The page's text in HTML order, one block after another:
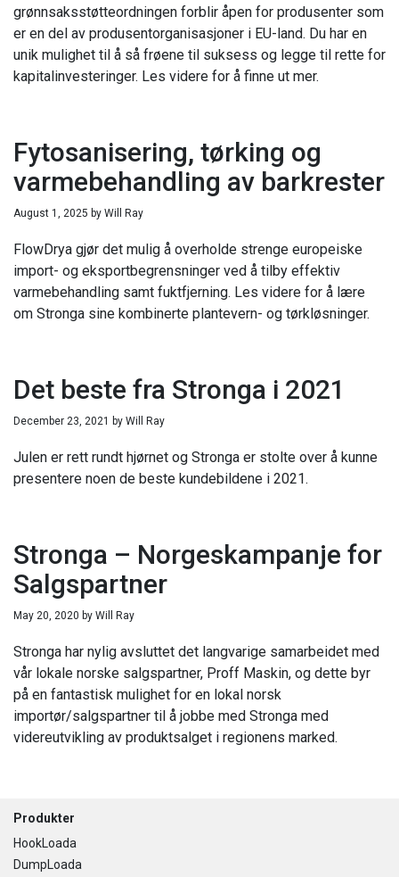
grønnsaksstøtteordningen forblir åpen for produsenter som
er en del av produsentorganisasjoner i EU-land. Du har en
unik mulighet til å så frøene til suksess og legge til rette for
kapitalinvesteringer. Les videre for å finne ut mer.
Fytosanisering, tørking og
varmebehandling av barkrester
August 1, 2025 by Will Ray
FlowDrya gjør det mulig å overholde strenge europeiske
import- og eksportbegrensninger ved å tilby effektiv
varmebehandling samt fuktfjerning. Les videre for å lære
om Stronga sine kombinerte plantevern- og tørkløsninger.
Det beste fra Stronga i 2021
December 23, 2021 by Will Ray
Julen er rett rundt hjørnet og Stronga er stolte over å kunne
presentere noen de beste kundebildene i 2021.
Stronga – Norgeskampanje for
Salgspartner
May 20, 2020 by Will Ray
Stronga har nylig avsluttet det langvarige samarbeidet med
vår lokale norske salgspartner, Proff Maskin, og dette byr
på en fantastisk mulighet for en lokal norsk
importør/salgspartner til å jobbe med Stronga med
videreutvikling av produktsalget i regionens marked.
Footer
Produkter
HookLoada
DumpLoada